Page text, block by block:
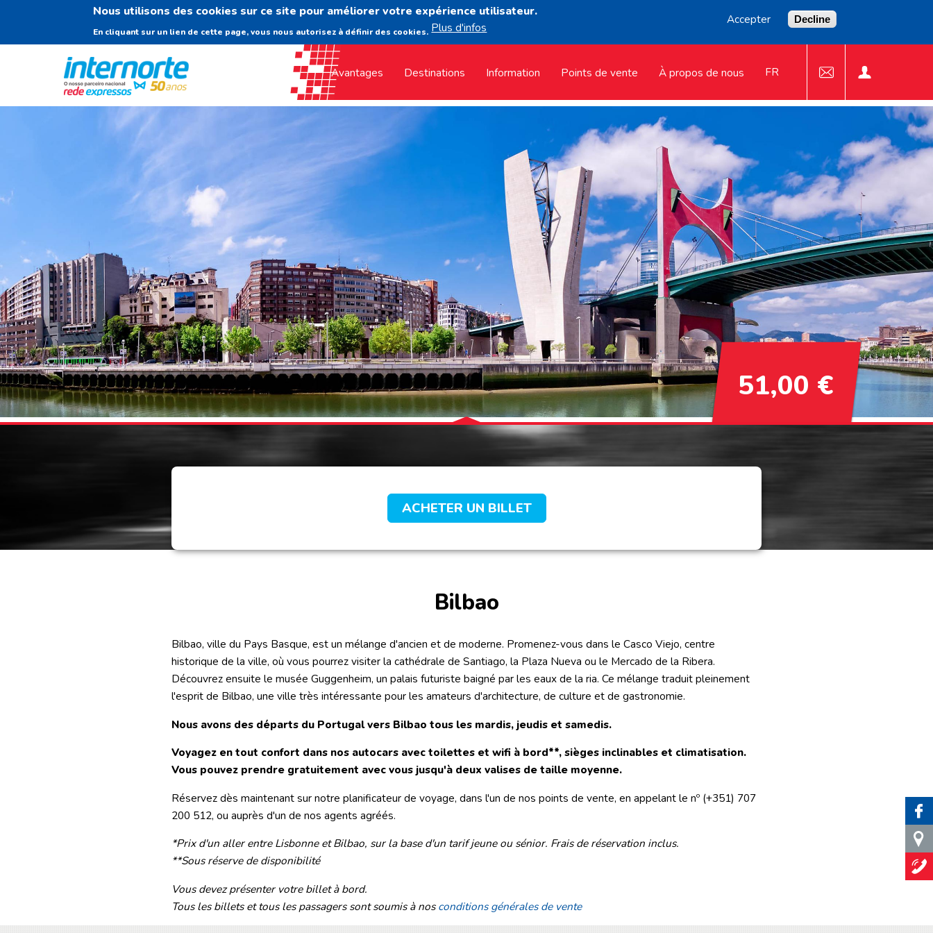
Nous utilisons des cookies sur ce site pour améliorer votre expérience utilisateur.
En cliquant sur un lien de cette page, vous nous autorisez à définir des cookies. Plus d'infos
Accepter Decline
FR
Avantages Destinations Information Points de vente À propos de nous
51,00 €
ACHETER UN BILLET
Bilbao
Bilbao, ville du Pays Basque, est un mélange d'ancien et de moderne. Promenez-vous dans le Casco Viejo, centre
historique de la ville, où vous pourrez visiter la cathédrale de Santiago, la Plaza Nueva ou le Mercado de la Ribera.
Découvrez ensuite le musée Guggenheim, un palais futuriste baigné par les eaux de la ria. Ce mélange traduit pleinement
l'esprit de Bilbao, une ville très intéressante pour les amateurs d'architecture, de culture et de gastronomie.
Nous avons des départs du Portugal vers Bilbao tous les mardis, jeudis et samedis.
Voyagez en tout confort dans nos autocars avec toilettes et wifi à bord**, sièges inclinables et climatisation.
Vous pouvez prendre gratuitement avec vous jusqu'à deux valises de taille moyenne.
Réservez dès maintenant sur notre planificateur de voyage, dans l'un de nos points de vente, en appelant le nº (+351) 707
200 512, ou auprès d'un de nos agents agréés.
*Prix d'un aller entre Lisbonne et Bilbao, sur la base d'un tarif jeune ou sénior. Frais de réservation inclus.
**Sous réserve de disponibilité
Vous devez présenter votre billet à bord.
Tous les billets et tous les passagers sont soumis à nosconditions générales de vente